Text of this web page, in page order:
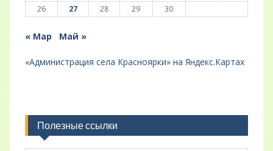
26
27 28 29 30
« Мар Май »
«Администрация села Красноярки» на Яндекс.Картах
Полезные ссылки